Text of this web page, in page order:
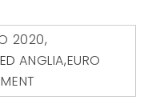
2020,
ANGLIA,EURO